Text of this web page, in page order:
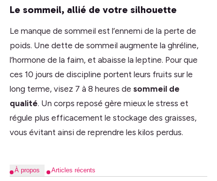
Le sommeil, allié de votre silhouette
Le manque de sommeil est l’ennemi de la perte de
poids. Une dette de sommeil augmente la ghréline,
l’hormone de la faim, et abaisse la leptine. Pour que
ces 10 jours de discipline portent leurs fruits sur le
long terme, visez 7 à 8 heures de sommeil de
qualité. Un corps reposé gère mieux le stress et
régule plus efficacement le stockage des graisses,
vous évitant ainsi de reprendre les kilos perdus.
À propos Articles récents